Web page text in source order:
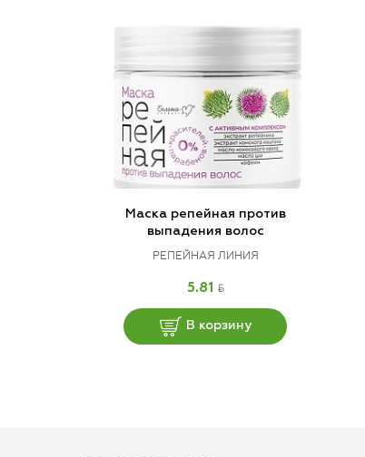
Маска репейная против
выпадения волос
РЕПЕЙНАЯ ЛИНИЯ
5.81 BYN
В корзину